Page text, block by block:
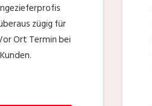
zügig für
Ort Termin bei